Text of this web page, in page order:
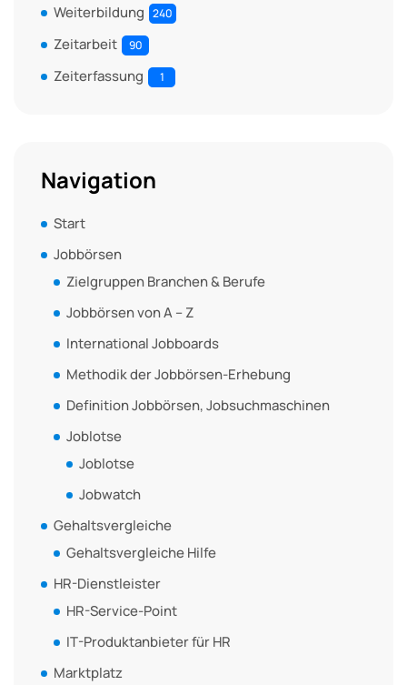
Weiterbildung 240
Zeitarbeit 90
Zeiterfassung 1
Navigation
Start
Jobbörsen
Zielgruppen Branchen & Berufe
Jobbörsen von A – Z
International Jobboards
Methodik der Jobbörsen-Erhebung
Definition Jobbörsen, Jobsuchmaschinen
Joblotse
Joblotse
Jobwatch
Gehaltsvergleiche
Gehaltsvergleiche Hilfe
HR-Dienstleister
HR-Service-Point
IT-Produktanbieter für HR
Marktplatz